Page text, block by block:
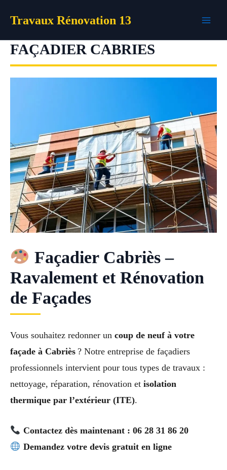
Travaux Rénovation 13
FAÇADIER CABRIES
Façadier Cabriès –
Ravalement et Rénovation
de Façades
Vous souhaitez redonner un coup de neuf à votre
façade à Cabriès ? Notre entreprise de façadiers
professionnels intervient pour tous types de travaux :
nettoyage, réparation, rénovation et isolation
thermique par l’extérieur (ITE).
Contactez dès maintenant : 06 28 31 86 20
Demandez votre devis gratuit en ligne